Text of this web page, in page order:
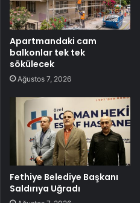
Apartmandaki cam
balkonlar tek tek
sökülecek
Ağustos 7, 2026
Fethiye Belediye Başkanı
Saldırıya Uğradı